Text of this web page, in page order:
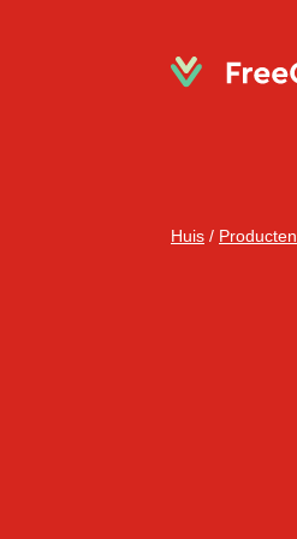
Huis / Producten